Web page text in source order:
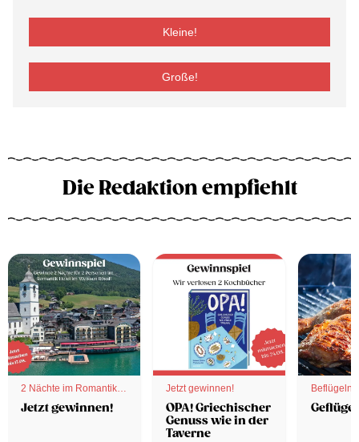
Kleine!
Große!
Die Redaktion empfiehlt
2 Nächte im Romantik
Hotel
Jetzt gewinnen!
Jetzt gewinnen!
OPA! Griechischer
Genuss wie in der
Taverne